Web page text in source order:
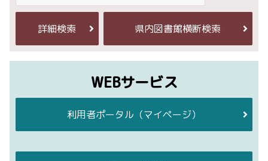
詳細検索 県内図書館横断検索
WEBサービス
利用者ポータル （マイページ）